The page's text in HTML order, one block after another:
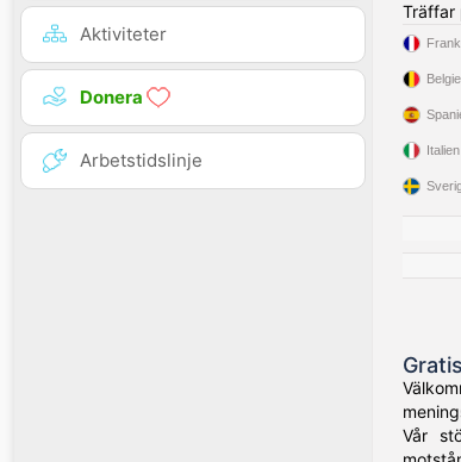
Aktiviteter
Donera
Arbetstidslinje
Träffar
Italien
Vår